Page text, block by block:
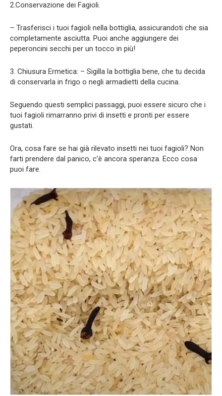
2.Conservazione dei Fagioli.
– Trasferisci i tuoi fagioli nella bottiglia, assicurandoti che sia
completamente asciutta. Puoi anche aggiungere dei
peperoncini secchi per un tocco in più!
3. Chiusura Ermetica: – Sigilla la bottiglia bene, che tu decida
di conservarla in frigo o negli armadietti della cucina.
Seguendo questi semplici passaggi, puoi essere sicuro che i
tuoi fagioli rimarranno privi di insetti e pronti per essere
gustati.
Ora, cosa fare se hai già rilevato insetti nei tuoi fagioli? Non
farti prendere dal panico, c’è ancora speranza. Ecco cosa
puoi fare.